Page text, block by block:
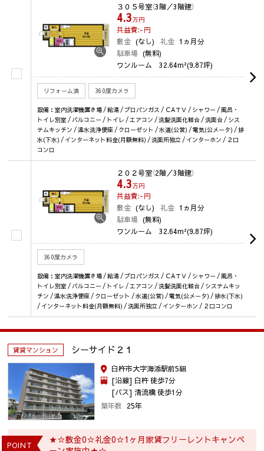
３０５号室（3階／3階建）
4.3万円
共益費:-円
敷金 (なし) 礼金 1ヵ月分
駐車場 (無料)
ワンルーム 32.64m²(9.87坪)
リフォーム済 360度カメラ
設備：室内洗濯機置き場 / 給湯 / プロパンガス / ＣAＴＶ / シャワー / 風呂・
トイレ別室 / バルコニー / トイレ / エアコン / 洗髪洗面化粧台 / 洗面台 / シス
テムキッチン / 温水洗浄便座 / クローゼット / 水道(公営) / 電気(公メータ) / 排
水(下水) / インターネット料金(月額無料) / 洗面所独立 / インターホン / ２口
コンロ
２０２号室（2階／3階建）
4.3万円
共益費:-円
敷金 (なし) 礼金 1ヵ月分
駐車場 (無料)
ワンルーム 32.64m²(9.87坪)
360度カメラ
設備：室内洗濯機置き場 / 給湯 / プロパンガス / ＣAＴＶ / シャワー / 風呂・
トイレ別室 / バルコニー / トイレ / エアコン / 洗髪洗面化粧台 / システムキッ
チン / 温水洗浄便座 / クローゼット / 水道(公営) / 電気(公メータ) / 排水(下水)
/ インターネット料金(月額無料) / 洗面所独立 / インターホン / ２口コンロ
賃貸マンション シーサイド２１
臼杵市大字海添駅前5組
[沿線] 臼杵 徒歩7分
[バス] 清流橋 徒歩1分
築年数 25年
POINT
★☆敷金0☆礼金0☆1ヶ月家賃フリーレントキャンペ